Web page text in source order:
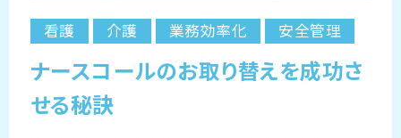
看護 介護 業務効率化 安全管理
ナースコールのお取り替えを成功さ
せる秘訣